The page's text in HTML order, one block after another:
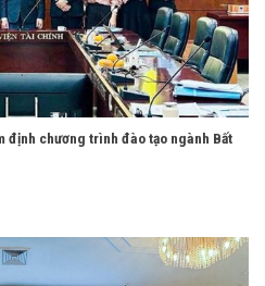
định chương trình đào tạo ngành Bất